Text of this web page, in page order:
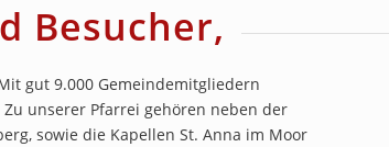
Besucher,
gut 9.000 Gemeindemitgliedern
unserer Pfarrei gehören neben der
sowie die Kapellen St. Anna im Moor